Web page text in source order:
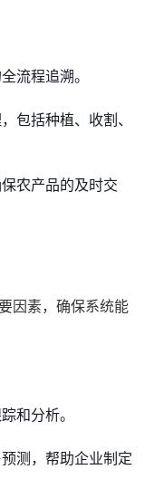
流程追溯。
包括种植、收割、
农产品的及时交
因素，确保系统能
和分析。
测，帮助企业制定